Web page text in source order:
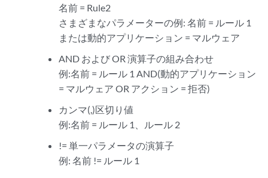
名前 = Rule2
さまざまなパラメーターの例: 名前 = ルール 1
または動的アプリケーション = マルウェア
AND および OR 演算子の組み合わせ
例:名前 = ルール 1 AND(動的アプリケーション
= マルウェア OR アクション = 拒否)
カンマ(,)区切り値
例:名前 = ルール 1、ルール 2
!= 単一パラメータの演算子
例: 名前 != ルール 1